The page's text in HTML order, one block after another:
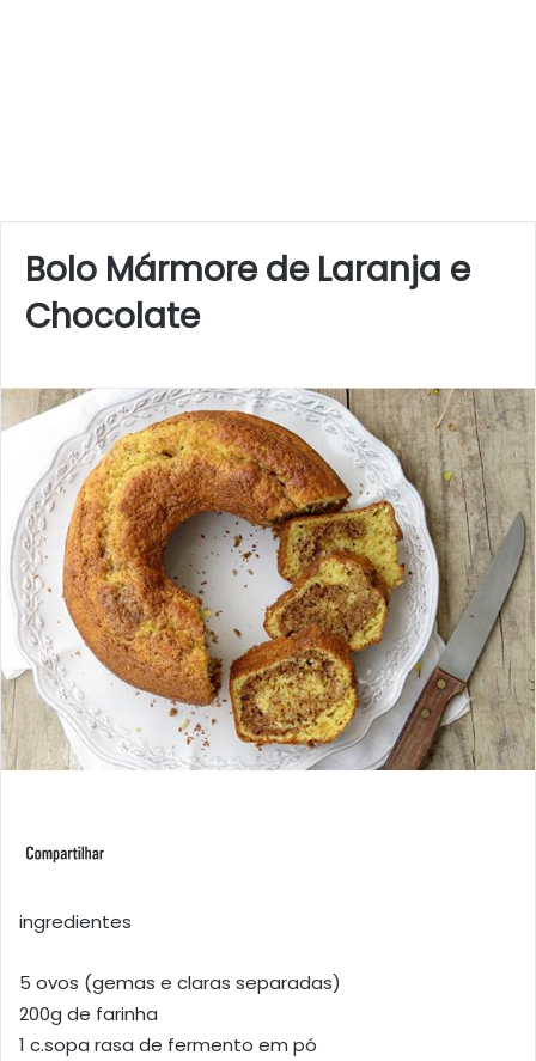
Bolo Mármore de Laranja e
Chocolate
ingredientes
5 ovos (gemas e claras separadas)
200g de farinha
1 c.sopa rasa de fermento em pó